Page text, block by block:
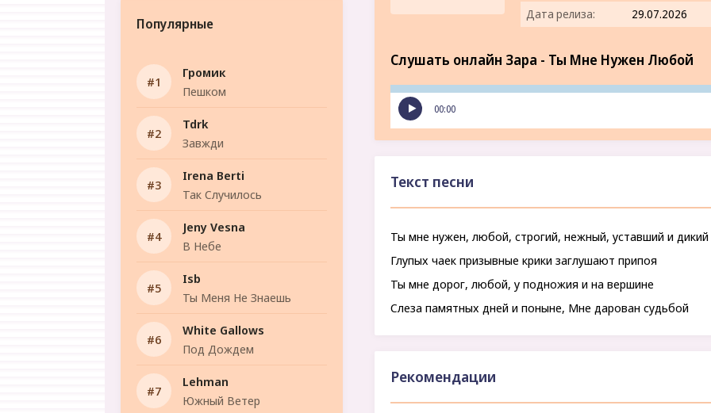
Популярные
Громик
Пешком
Tdrk
Завжди
Irena Berti
Так Случилось
Jeny Vesna
В Небе
Isb
Ты Меня Не Знаешь
White Gallows
Под Дождем
Lehman
Южный Ветер
Дата релиза:
29.07.2026
Слушать онлайн Зара - Ты Мне Нужен Любой
00:00
Текст песни
Ты мне нужен, любой, строгий, нежный, уставший и дикий
Глупых чаек призывные крики заглушают припоя
Ты мне дорог, любой, у подножия и на вершине
Слеза памятных дней и поныне, Мне дарован судьбой
Рекомендации